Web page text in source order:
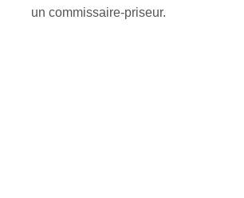
un commissaire-priseur.